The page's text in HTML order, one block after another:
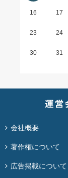
16 17
23 24
30 31
会社概要
著作権について
広告掲載について